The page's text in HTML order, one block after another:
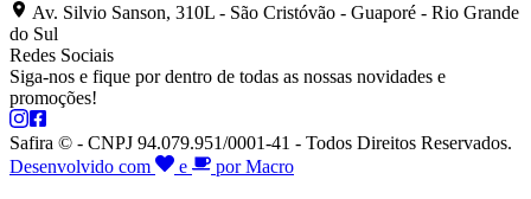
Av. Silvio Sanson, 310L - São Cristóvão - Guaporé - Rio Grande
do Sul
Redes Sociais
Siga-nos e fique por dentro de todas as nossas novidades e
promoções!
Safira © - CNPJ 94.079.951/0001-41 - Todos Direitos Reservados.
Desenvolvido com
e por Macro